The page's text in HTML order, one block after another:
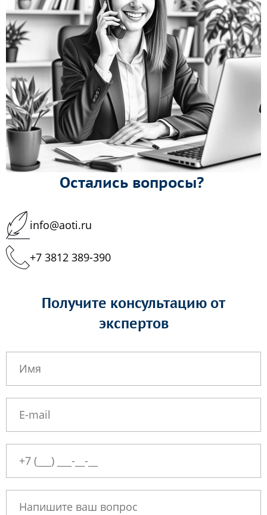
Остались вопросы?
info@aoti.ru
+7 3812 389-390
Получите консультацию от
экспертов